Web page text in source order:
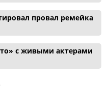
провал ремейка
с живыми актерами